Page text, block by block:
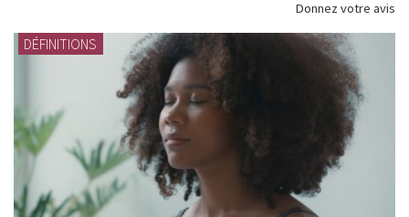
Donnez votre avis
DÉFINITIONS